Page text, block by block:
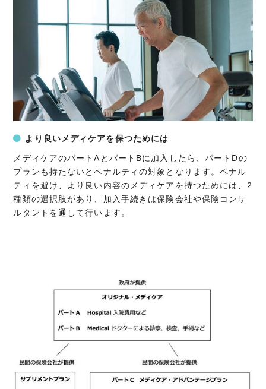
より良いメディケアを保つためには
メディケアのパートAとパートBに加入したら、パートDの
プランも持たないとペナルティの対象となります。ペナル
ティを避け、より良い内容のメディケアを持つためには、2
種類の選択肢があり、加入手続きは保険会社や保険コンサ
ルタントを通して行います。